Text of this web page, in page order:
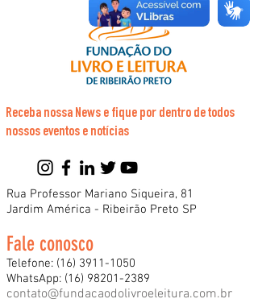
Receba nossa News e fique por dentro de todos
nossos eventos e notícias
Rua Professor Mariano Siqueira, 81
Jardim América - Ribeirão Preto SP
Fale conosco
Telefone: (16) 3911-1050
WhatsApp: (16) 98201-2389
contato@fundacaodolivroeleitura.com.br